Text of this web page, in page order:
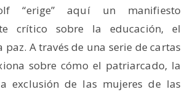
“erige” aquí un manifiesto
crítico sobre la educación, el
A través de una serie de cartas
sobre cómo el patriarcado, la
exclusión de las mujeres de las